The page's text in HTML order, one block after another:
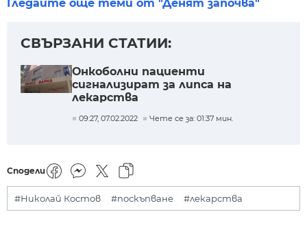
Гледайте още теми от "Денят започва"
СВЪРЗАНИ СТАТИИ:
Онкоболни пациенти
сигнализират за липса на
лекарства
09:27, 07.02.2022 Чете се за: 01:37 мин.
Сподели
#Николай Костов #поскъпване #лекарства